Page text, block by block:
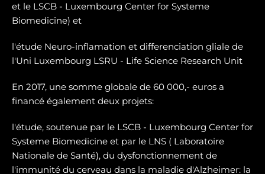
et le LSCB - Luxembourg Center for Systeme
Biomedicine) et
l'étude Neuro-inflamation et differenciation gliale de
l'Uni Luxembourg LSRU - Life Science Research Unit
En 2017, une somme globale de 60 000,- euros a
financé également deux projets:
l'étude, soutenue par le LSCB - Luxembourg Center for
Systeme Biomedicine et par le LNS ( Laboratoire
Nationale de Santé), du dysfonctionnement de
l'immunité du cerveau dans la maladie d'Alzheimer: la